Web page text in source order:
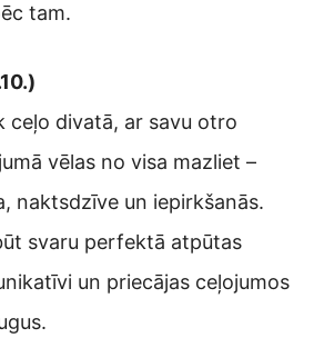
tam.
ceļo divatā, ar savu otro
vēlas no visa mazliet –
naktsdzīve un iepirkšanās.
svaru perfektā atpūtas
un priecājas ceļojumos